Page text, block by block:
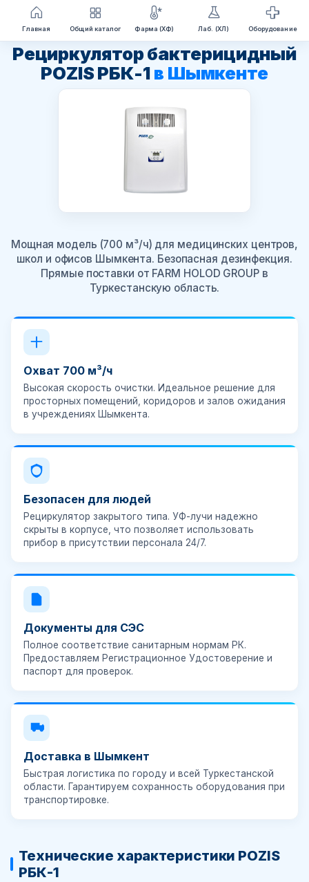
Перейти
содержимому
Рециркулятор бактерицидный
POZIS РБК-1в Шымкенте
Мощная модель (700 м³/ч) для медицинских центров,
школ и офисов Шымкента. Безопасная дезинфекция.
Прямые поставки от FARM HOLOD GROUP в
Туркестанскую область.
Охват 700 м³/ч
Высокая скорость очистки. Идеальное решение для
просторных помещений, коридоров и залов ожидания
в учреждениях Шымкента.
Безопасен для людей
Рециркулятор закрытого типа. УФ-лучи надежно
скрыты в корпусе, что позволяет использовать
прибор в присутствии персонала 24/7.
Документы для СЭС
Полное соответствие санитарным нормам РК.
Предоставляем Регистрационное Удостоверение и
паспорт для проверок.
Доставка в Шымкент
Быстрая логистика по городу и всей Туркестанской
области. Гарантируем сохранность оборудования при
транспортировке.
Технические характеристики POZIS
РБК-1
Главная Общий каталог Фарма (ХФ) Лаб. (ХЛ) Оборудование